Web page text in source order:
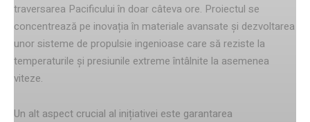
traversarea Pacificului în doar câteva ore. Proiectul se
concentrează pe inovația în materiale avansate și dezvoltarea
unor sisteme de propulsie ingenioase care să reziste la
temperaturile și presiunile extreme întâlnite la asemenea
viteze.
Un alt aspect crucial al inițiativei este garantarea